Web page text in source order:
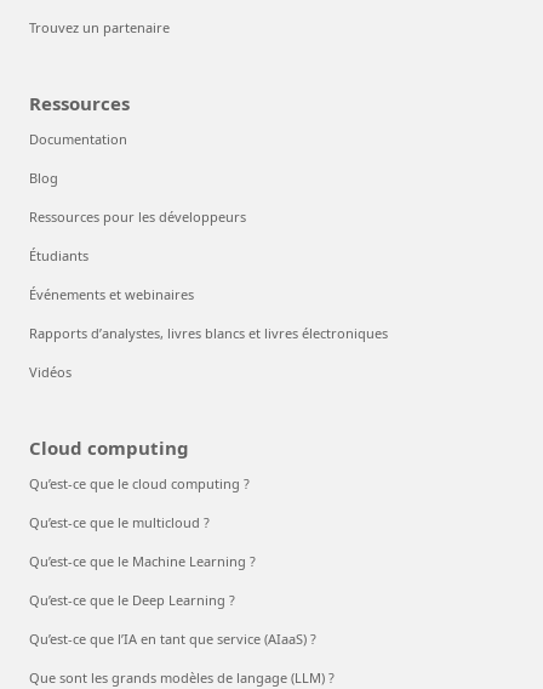
Trouvez un partenaire
Ressources
Documentation
Blog
Ressources pour les développeurs
Étudiants
Événements et webinaires
Rapports d’analystes, livres blancs et livres électroniques
Vidéos
Cloud computing
Qu’est-ce que le cloud computing ?
Qu’est-ce que le multicloud ?
Qu’est-ce que le Machine Learning ?
Qu’est-ce que le Deep Learning ?
Qu’est-ce que l’IA en tant que service (AIaaS) ?
Que sont les grands modèles de langage (LLM) ?